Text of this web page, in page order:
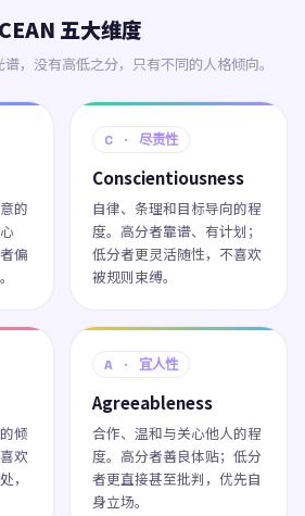
五大维度
，没有高低之分，只有不同的人格倾向。
的
偏
C · 尽责性
Conscientiousness
自律、条理和目标导向的程
度。高分者靠谱、有计划；
低分者更灵活随性，不喜欢
被规则束缚。
倾
欢
，
A · 宜人性
Agreeableness
合作、温和与关心他人的程
度。高分者善良体贴；低分
者更直接甚至批判，优先自
身立场。